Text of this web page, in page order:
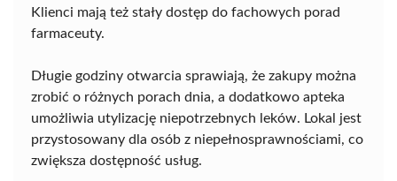
Klienci mają też stały dostęp do fachowych porad
farmaceuty.
Długie godziny otwarcia sprawiają, że zakupy można
zrobić o różnych porach dnia, a dodatkowo apteka
umożliwia utylizację niepotrzebnych leków. Lokal jest
przystosowany dla osób z niepełnosprawnościami, co
zwiększa dostępność usług.